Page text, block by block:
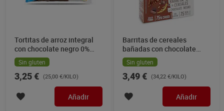
Tortitas de arroz integral
con chocolate negro 0%
azúcares Bicentury 130 g
Sin gluten
3,25 € (25,00 €/KILO)
Añadir
Barritas de cereales
bañadas con chocolate
negro sin azúcares
Bicentury 102 g
Sin gluten
3,49 € (34,22 €/KILO)
Añadir